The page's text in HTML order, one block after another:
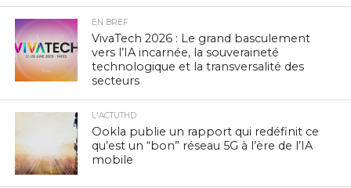
EN BREF
VivaTech 2026 : Le grand basculement
vers l’IA incarnée, la souveraineté
technologique et la transversalité des
secteurs
L'ACTUTHD
Ookla publie un rapport qui redéfinit ce
qu’est un “bon” réseau 5G à l’ère de l’IA
mobile